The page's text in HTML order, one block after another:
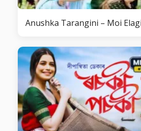
Anushka Tarangini – Moi